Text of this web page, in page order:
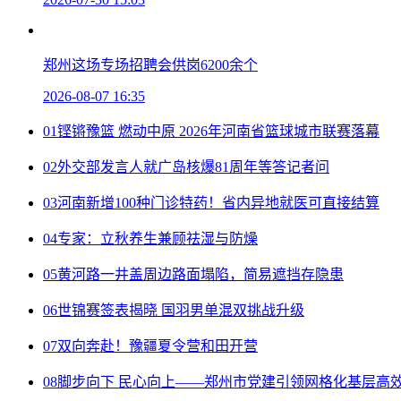
郑州这场专场招聘会供岗6200余个
2026-08-07 16:35
01铿锵豫篮 燃动中原 2026年河南省篮球城市联赛落幕
02外交部发言人就广岛核爆81周年等答记者问
03河南新增100种门诊特药！省内异地就医可直接结算
04专家：立秋养生兼顾祛湿与防燥
05黄河路一井盖周边路面塌陷，简易遮挡存隐患
06世锦赛签表揭晓 国羽男单混双挑战升级
07双向奔赴！豫疆夏令营和田开营
08脚步向下 民心向上——郑州市党建引领网格化基层高